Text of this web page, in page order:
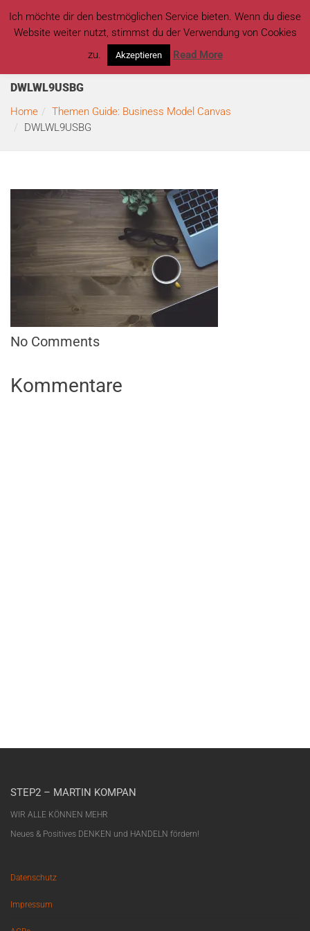
DWLWL9USBG
Home
Themen Guide: Business Model Canvas
DWLWL9USBG
No Comments
Kommentare
STEP2 – MARTIN KOMPAN
WIR ALLE KÖNNEN MEHR
Neues & Positives DENKEN und HANDELN fördern!
Datenschutz
Impressum
Ich möchte dir den bestmöglichen Service bieten. Wenn du diese
Website weiter nutzt, stimmst du der Verwendung von Cookies
zu.
Akzeptieren Read More